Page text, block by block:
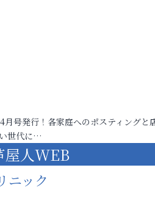
月号発行！各家庭へのポスティングと
世代に…
屋人WEB
ニック